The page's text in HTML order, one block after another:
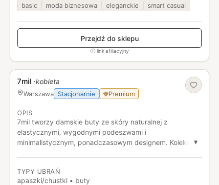
basic
moda biznesowa eleganckie smart casual
Przejdź do sklepu
ⓘ link afiliacyjny
7mil ·kobieta
Warszawa Stacjonarnie Premium
OPIS
7mil tworzy damskie buty ze skóry naturalnej z
elastycznymi, wygodnymi podeszwami i
minimalistycznym, ponadczasowym designem. Kolekcje
eleganckich stylizacjach.
▼
TYPY UBRAŃ
apaszki/chustki • buty